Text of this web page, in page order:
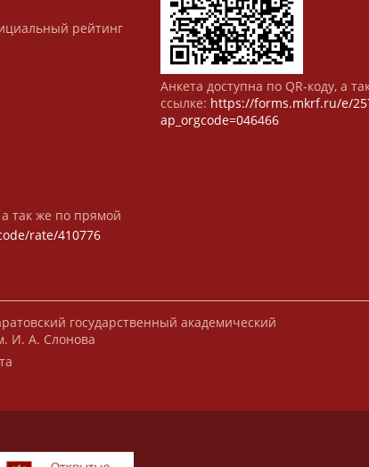
рейтинг
а так же по прямой
rate/410776
Анкета доступна по QR-коду, а
ссылке: https://forms.mkrf.ru/e/
ap_orgcode=046466
государственный академический
И. А. Слонова